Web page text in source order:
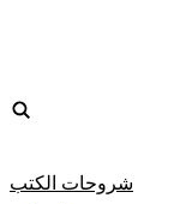
شروحات الكتب